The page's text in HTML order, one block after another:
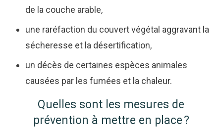
de la couche arable,
une raréfaction du couvert végétal aggravant la
sécheresse et la désertification,
un décès de certaines espèces animales
causées par les fumées et la chaleur.
Quelles sont les mesures de
prévention à mettre en place ?